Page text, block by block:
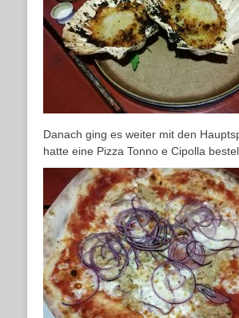
Danach ging es weiter mit den
hatte eine Pizza Tonno e Cipolla